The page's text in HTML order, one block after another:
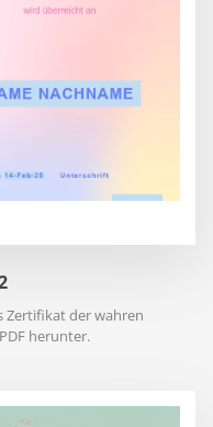
Zertifikat der wahren
herunter.